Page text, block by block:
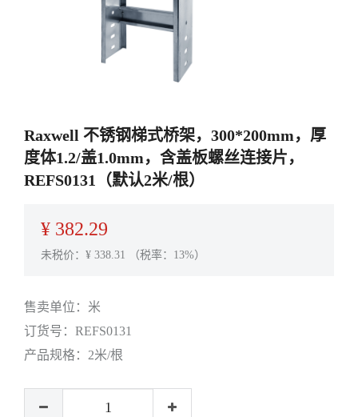
Raxwell 不锈钢梯式桥架，300*200mm，厚
度体1.2/盖1.0mm，含盖板螺丝连接片，
REFS0131（默认2米/根）
¥ 382.29
未税价：¥ 338.31 （税率：13%）
售卖单位： 米
订货号： REFS0131
产品规格： 2米/根